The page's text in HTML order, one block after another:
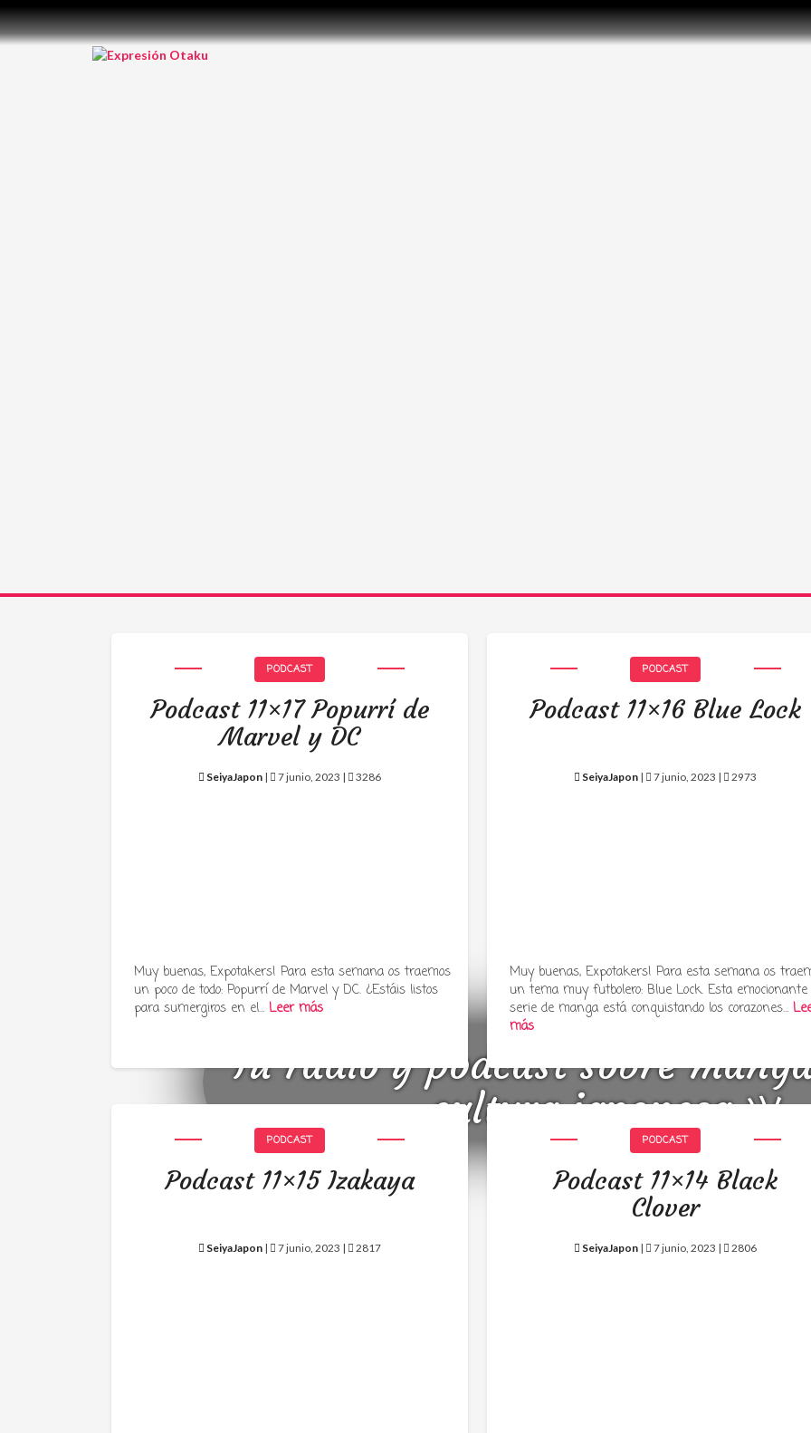
Tu radio y podcast sobre
cultura japonesa ツ
PODCAST
Podcast 11×17 Popurrí de
Marvel y DC
SeiyaJapon | 7 junio, 2023 | 3286
Muy buenas, Expotakers! Para esta semana os traemos
un poco de todo: Popurrí de Marvel y DC. ¿Estáis listos
para sumergiros en el…Leer más
PODCAST
Podcast 11×16 Blue Lock
SeiyaJapon | 7 junio, 2023 | 2973
Muy buenas, Expotakers! Para esta semana os
un tema muy futbolero: Blue Lock. Esta emocionante
serie de manga está conquistando los corazones…
más
PODCAST
Podcast 11×15 Izakaya
SeiyaJapon | 7 junio, 2023 | 2817
PODCAST
Podcast 11×14 Black
Clover
SeiyaJapon | 7 junio, 2023 | 2806